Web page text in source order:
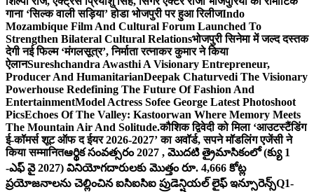
गाना ‘सिल्क वाली सड़िया’ होडा भोजपुरी पर हुआ रिलीजIndo
Mozambique Film And Cultural Forum Launched To
Strengthen Bilateral Cultural Relationsभोजपुरी सिनेमा में जल्द दस्तक
देगी नई फिल्म ‘मंगलसूत्र’, निर्माता रत्नाकर कुमार ने किया
ऐलानSureshchandra Awasthi A Visionary Entrepreneur,
Producer And HumanitarianDeepak Chaturvedi The Visionary
Powerhouse Redefining The Future Of Fashion And
EntertainmentModel Actress Sofee George Latest Photoshoot
PicsEchoes Of The Valley: Kastoorwan Where Memory Meets
The Mountain Air And Solitude.कौशिक द्विवेदी को मिला ‘आउटस्टैंडिंग
ई-कॉमर्स शूट ऑफ द ईयर 2026-2027’ का अवॉर्ड, सपने मॉडलिंग एजेंसी ने
किया सम्मानितఆర్థిక సంవత్సరం 2027 , మొదటి త్రైమాసికంలో (క్యు 1
-ఎఫ్ వై 2027) వినియోగదారులకు మొత్తం రూ. 4,666 కోట్ల
ప్రయోజనాలను చెల్లించిన ఐసిఐసిఐ ప్రుడెన్షియల్ లైఫ్ ఇన్సూరెన్స్Q1-